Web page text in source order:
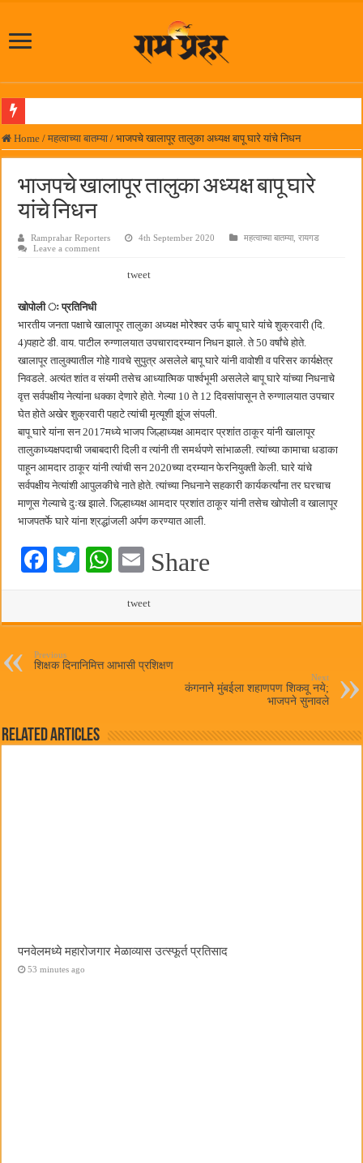
पनवेलमध्ये महारोजगार मेळाव्यास उत्स्फूर्त प्रतिसाद
आमदार प्रशांत ठाकूर यांच्या उपस्थितीत विद्यार्थ्यांना रेनकोट, शिक्षकांना छत्री वाटप
लोकनेते रामशेठ ठाकूर समाजसेवेतील हिरा -आमदार रविशेठ पाटील
समाजप्रिय नेतृत्व आमदार प्रशांत ठाकूर यांच्या वाढदिवसानिमित्त राज्यभरातून शुभेच्छांचा वर्षाव
जनार्दन भगत शिक्षण प्रसारक संस्थेच्या मुख्य प्रशासकीय कार्यालयासह भव्य मूट कोर्टचे बुधवारी
पालेखुर्द येथील जि.प. शाळेच्या नूतन इमारतीचे लोकनेते रामशेठ ठाकूर यांच्या उद्घाटन
हर घर तिरंगा अभियानासंदर्भात पनवेलमध्ये बैठक
Home / महत्वाच्या बातम्या / भाजपचे खालापूर तालुका अध्यक्ष बापू घारे यांचे निधन
भाजपचे खालापूर तालुका अध्यक्ष बापू घारे
यांचे निधन
Ramprahar Reporters 4th September 2020 महत्वाच्या बातम्या,रायगड
Leave a comment
tweet
खोपोली ः प्रतिनिधी
भारतीय जनता पक्षाचे खालापूर तालुका अध्यक्ष मोरेश्वर उर्फ बापू घारे यांचे शुक्रवारी (दि.
4)पहाटे डी. वाय. पाटील रुग्णालयात उपचारादरम्यान निधन झाले. ते 50 वर्षांचे होते.
खालापूर तालुक्यातील गोहे गावचे सुपुत्र असलेले बापू घारे यांनी वावोशी व परिसर कार्यक्षेत्र
निवडले. अत्यंत शांत व संयमी तसेच आध्यात्मिक पार्श्वभूमी असलेले बापू घारे यांच्या निधनाचे
वृत्त सर्वपक्षीय नेत्यांना धक्का देणारे होते. गेल्या 10 ते 12 दिवसांपासून ते रुग्णालयात उपचार
घेत होते अखेर शुक्रवारी पहाटे त्यांची मृत्यूशी झूंज संपली.
बापू घारे यांना सन 2017मध्ये भाजप जिल्हाध्यक्ष आमदार प्रशांत ठाकूर यांनी खालापूर
तालुकाध्यक्षपदाची जबाबदारी दिली व त्यांनी ती समर्थपणे सांभाळली. त्यांच्या कामाचा धडाका
पाहून आमदार ठाकूर यांनी त्यांची सन 2020च्या दरम्यान फेरनियुक्ती केली. घारे यांचे
सर्वपक्षीय नेत्यांशी आपुलकीचे नाते होते. त्यांच्या निधनाने सहकारी कार्यकर्त्यांना तर घरचाच
माणूस गेल्याचे दुःख झाले. जिल्हाध्यक्ष आमदार प्रशांत ठाकूर यांनी तसेच खोपोली व खालापूर
भाजपतर्फे घारे यांना श्रद्धांजली अर्पण करण्यात आली.
Fa T
W
ts
pp
E
ail
Share
tweet
Previous
शिक्षक दिनानिमित्त आभासी प्रशिक्षण
Next
कंगनाने मुंबईला शहाणपण शिकवू नये;
भाजपने सुनावले
Related Articles
पनवेलमध्ये महारोजगार मेळाव्यास उत्स्फूर्त प्रतिसाद
53 minutes ago